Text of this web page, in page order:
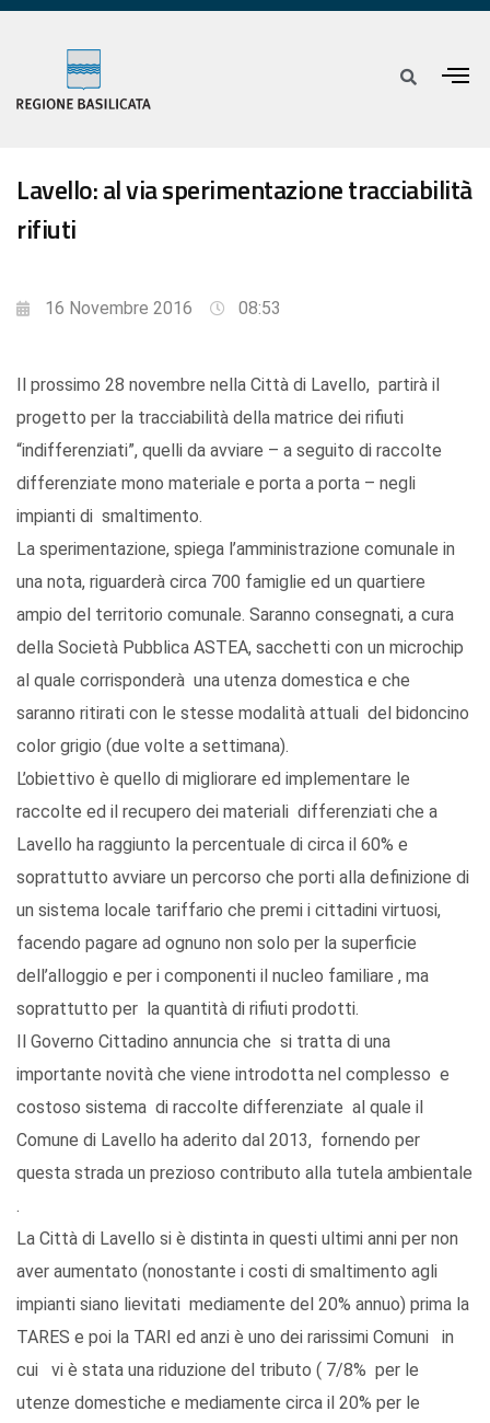
Lavello: al via sperimentazione tracciabilità
rifiuti
16 Novembre 2016 08:53
Il prossimo 28 novembre nella Città di Lavello, partirà il
progetto per la tracciabilità della matrice dei rifiuti
“indifferenziati”, quelli da avviare – a seguito di raccolte
differenziate mono materiale e porta a porta – negli
impianti di smaltimento.
La sperimentazione, spiega l’amministrazione comunale in
una nota, riguarderà circa 700 famiglie ed un quartiere
ampio del territorio comunale. Saranno consegnati, a cura
della Società Pubblica ASTEA, sacchetti con un microchip
al quale corrisponderà una utenza domestica e che
saranno ritirati con le stesse modalità attuali del bidoncino
color grigio (due volte a settimana).
L’obiettivo è quello di migliorare ed implementare le
raccolte ed il recupero dei materiali differenziati che a
Lavello ha raggiunto la percentuale di circa il 60% e
soprattutto avviare un percorso che porti alla definizione di
un sistema locale tariffario che premi i cittadini virtuosi,
facendo pagare ad ognuno non solo per la superficie
dell’alloggio e per i componenti il nucleo familiare , ma
soprattutto per la quantità di rifiuti prodotti.
Il Governo Cittadino annuncia che si tratta di una
importante novità che viene introdotta nel complesso e
costoso sistema di raccolte differenziate al quale il
Comune di Lavello ha aderito dal 2013, fornendo per
questa strada un prezioso contributo alla tutela ambientale
.
La Città di Lavello si è distinta in questi ultimi anni per non
aver aumentato (nonostante i costi di smaltimento agli
impianti siano lievitati mediamente del 20% annuo) prima la
TARES e poi la TARI ed anzi è uno dei rarissimi Comuni in
cui vi è stata una riduzione del tributo ( 7/8% per le
utenze domestiche e mediamente circa il 20% per le